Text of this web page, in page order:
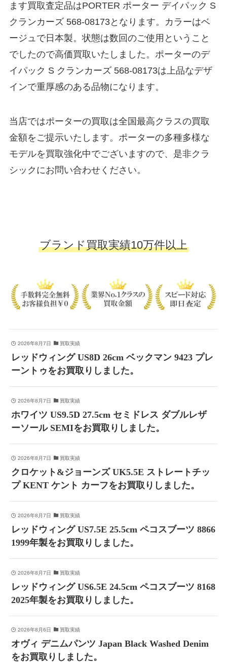
ます買取査定品はPORTER ポーター デイパック S
クランカーズ 568-08173となります。カラーはベ
ージュで日本製。状態は数回のご使用ということ
でしたので高価買取いたしました。ポーターのデ
イパック S クランカーズ 568-08173は上品なデザ
インで重厚感のある品物になります。
当店ではポーターの買取は全国最高クラスの買取
金額をご提示いたします。ポーターの多種多様な
モデルを買取強化中でございますので、是非クラ
シックにお問い合わせください。
ブランド買取実績10万件以上
2026年8月7日 買取実績
レッドウィング US8D 26cm ベックマン 9423 プレ
ーントゥをお買取りしました。
2026年8月7日 買取実績
ホワイツ US9.5D 27.5cm セミドレス ダブルレザ
ーソール SEMIをお買取りしました。
2026年8月7日 買取実績
クロケット&ジョーンズ UK5.5E ストレートチッ
プ KENT ケント カーフをお買取りしました。
2026年8月7日 買取実績
レッドウィング US7.5E 25.5cm ペコスブーツ 8866
1999年製をお買取りしました。
2026年8月7日 買取実績
レッドウィング US6.5E 24.5cm ペコスブーツ 8168
2025年製をお買取りしました。
2026年8月6日 買取実績
オヴィ デニムパンツ Japan Black Washed Denim
をお買取りしました。